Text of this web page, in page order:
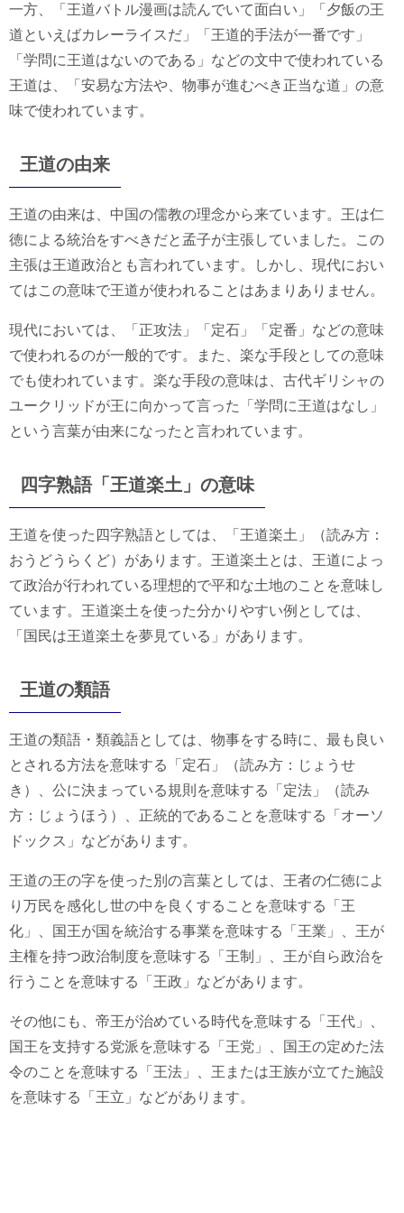
一方、「王道バトル漫画は読んでいて面白い」「夕飯の王
道といえばカレーライスだ」「王道的手法が一番です」
「学問に王道はないのである」などの文中で使われている
王道は、「安易な方法や、物事が進むべき正当な道」の意
味で使われています。
王道の由来
王道の由来は、中国の儒教の理念から来ています。王は仁
徳による統治をすべきだと孟子が主張していました。この
主張は王道政治とも言われています。しかし、現代におい
てはこの意味で王道が使われることはあまりありません。
現代においては、「正攻法」「定石」「定番」などの意味
で使われるのが一般的です。また、楽な手段としての意味
でも使われています。楽な手段の意味は、古代ギリシャの
ユークリッドが王に向かって言った「学問に王道はなし」
という言葉が由来になったと言われています。
四字熟語「王道楽土」の意味
王道を使った四字熟語としては、「王道楽土」（読み方：
おうどうらくど）があります。王道楽土とは、王道によっ
て政治が行われている理想的で平和な土地のことを意味し
ています。王道楽土を使った分かりやすい例としては、
「国民は王道楽土を夢見ている」があります。
王道の類語
王道の類語・類義語としては、物事をする時に、最も良い
とされる方法を意味する「定石」（読み方：じょうせ
き）、公に決まっている規則を意味する「定法」（読み
方：じょうほう）、正統的であることを意味する「オーソ
ドックス」などがあります。
王道の王の字を使った別の言葉としては、王者の仁徳によ
り万民を感化し世の中を良くすることを意味する「王
化」、国王が国を統治する事業を意味する「王業」、王が
主権を持つ政治制度を意味する「王制」、王が自ら政治を
行うことを意味する「王政」などがあります。
その他にも、帝王が治めている時代を意味する「王代」、
国王を支持する党派を意味する「王党」、国王の定めた法
令のことを意味する「王法」、王または王族が立てた施設
を意味する「王立」などがあります。